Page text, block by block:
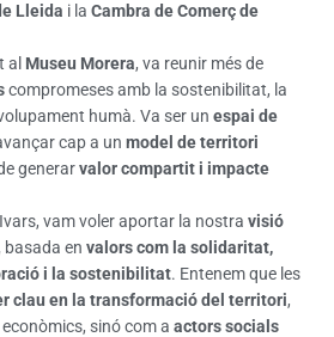
Lleida i la Cambra de Comerç de
al Museu Morera, va reunir més de
compromeses amb la sostenibilitat, la
humà. Va ser un espai de
cap a un model de territori
generarvalor compartit i impacte
vam voler aportar la nostra visió
, basada en valors com la solidaritat,
i la sostenibilitat. Entenem que les
clau en la transformació del territori,
sinó com a actors socials